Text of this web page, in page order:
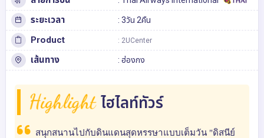
ระยะเวลา : 3วัน 2คืน
Product : 2UCenter
เส้นทาง : ฮ่องกง
Highlight ไฮไลท์ทัวร์
สนุกสนานไปกับดินแดนสุดหรรษาแบบเต็มวัน "ดิสนีย์